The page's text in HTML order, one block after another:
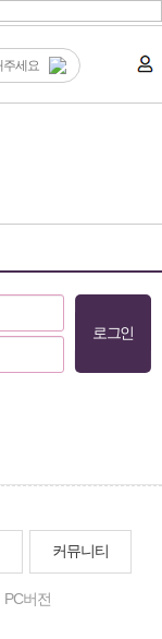
커뮤니티
PC버전